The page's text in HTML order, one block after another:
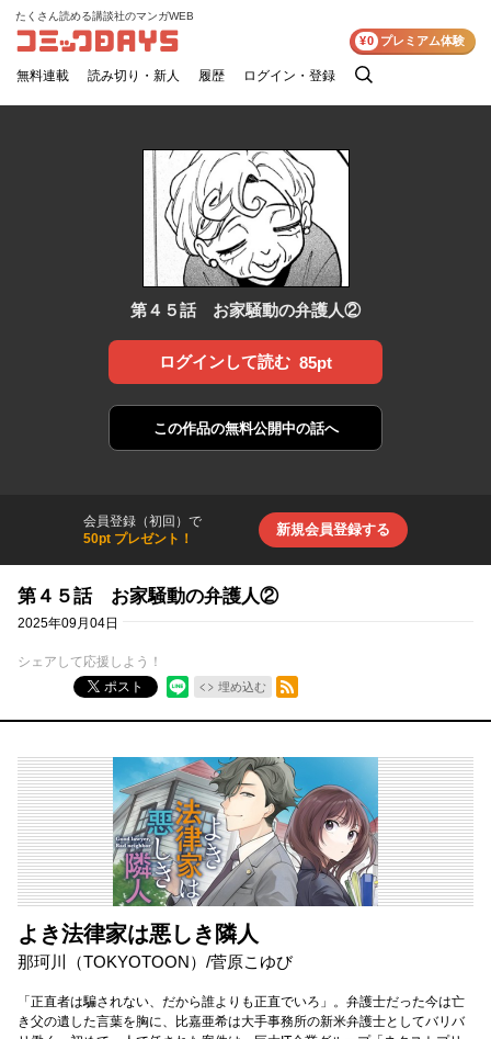
コミックDAYS
たくさん読める講談社のマンガWEB
無料連載 読み切り・新人 履歴 ログイン・登録
検
¥0 プレミアム体験
第４５話 お家騒動の弁護人②
ログインして読む 85pt
この作品の無料公開中の話へ
会員登録（初回）で
50pt プレゼント！
新規会員登録する
第４５話 お家騒動の弁護人②
2025年09月04日
シェアして応援しよう！
ポスト
埋め込む
RSSフィード
よき法律家は悪しき隣人
那珂川（TOKYOTOON） /菅原こゆび
「正直者は騙されない、だから誰よりも正直でいろ」。弁護士だった今は亡
き父の遺した言葉を胸に、比嘉亜希は大手事務所の新米弁護士としてバリバ